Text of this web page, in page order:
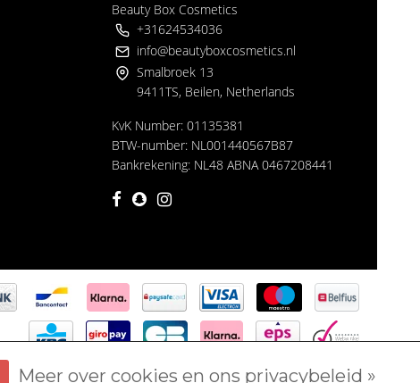
Beauty Box Cosmetics
+31624534036
info@beautyboxcosmetics.nl
Smalbroek 13
9411TS, Beilen, Netherlands
KvK Number: 01135381
BTW-number: NL001440567B87
Bankrekening: NL48 ABNA 0467208441
Meer over cookies en ons privacybeleid »